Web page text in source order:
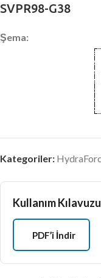
SVPR98-G38
Şema:
Kategoriler:
Kullanım Kılavuzu
PDF’i İndir